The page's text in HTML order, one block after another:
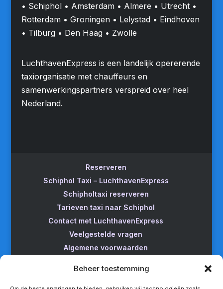
Beheer toestemming
• Schiphol • Amsterdam • Almere • Utrecht •
Rotterdam • Groningen • Lelystad • Eindhoven
• Tilburg • Den Haag • Zwolle
LuchthavenExpress is een landelijk opererende
taxiorganisatie met chauffeurs en
samenwerkingspartners verspreid over heel
Nederland.
Reserveren
Schiphol Taxi – LuchthavenExpress
Schipholtaxi reserveren
Tarieven taxi naar Schiphol
Contact met LuchthavenExpress
Veelgestelde vragen
Algemene voorwaarden